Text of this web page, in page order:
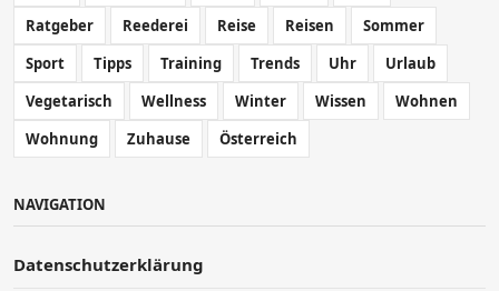
Ratgeber
Reederei Reise Reisen
Sommer
Sport
Tipps Training Trends Uhr
Urlaub
Vegetarisch
Wellness Winter Wissen
Wohnen
Wohnung
Zuhause Österreich
NAVIGATION
Datenschutzerklärung